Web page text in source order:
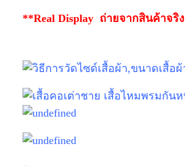
**Real Display ถ่ายจากสินค้าจริง